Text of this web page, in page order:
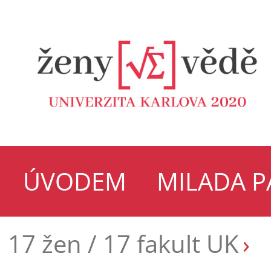
ÚVODEM
MILADA
17 žen / 17 fakult UK